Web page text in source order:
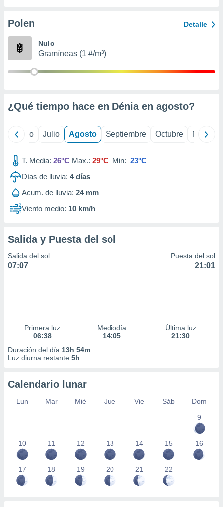
e
mediante
publicidad
publicidad
1199
Polen Detalle
Nulo
Gramíneas (1 #/m³)
¿Qué tiempo hace en Dénia en agosto?
Junio Julio Agosto Septiembre Octubre
T. Media: 26°C Max.: 29°C Min: 23°C
Días de lluvia: 4días
Acum. de lluvia: 24 mm
Viento medio: 10 km/h
Salida y Puesta del sol
Salida del sol
07:07
Puesta del sol
21:01
Primera luz
06:38
Mediodía
14:05
Última luz
21:30
Duración del día 13h 54m
Luz diurna restante 5h
Calendario lunar
Lun Mar Mié Jue Vie Sáb
Dom
9
10 11 12 13 14 15 16
17 18 19 20 21 22